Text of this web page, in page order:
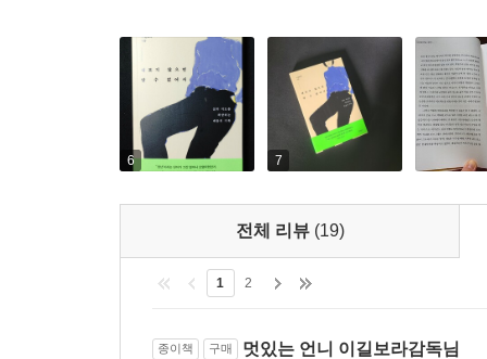
여덟 시간이지만, 두 세계 사이에는 그보다 훨씬
완곡어법이 네덜란드로 넘어오면 자기 의견을 명
타는 총리가 있는 나라의 문화에 깜짝 놀라지만
정도가 다를 뿐이다. 결국 중요한 건 다름을 포용
젊은 예술가 이길보라는 그 ‘다름’을 껴안아 훌
서로를 배려하고 존중하는 사회를 상상하게 된다.
차이가 차별의 근거가 될 수 없다는 것은 알았
인종차별을 비롯한 무수한 구별짓기가 존재한다
다름을 받아들이기 위해 속도를 늦출 필요가 있
6 7
전체 리뷰 (19)
1 2
종이책 구매 멋있는 언니 이길보라감독님